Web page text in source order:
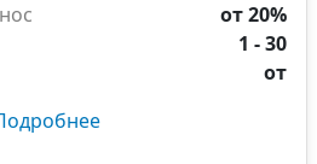
от 20%
1 - 30
от